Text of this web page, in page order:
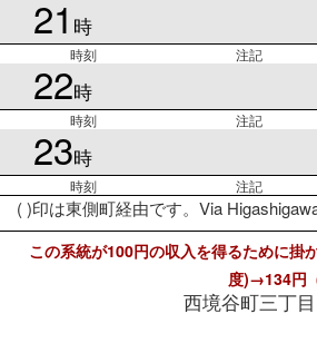
21 時
時刻 注記
22時
時刻 注記
23時
時刻 注記
( )印は東側町経由です。Via
この系統が100円の収入を得るために掛
度)→134円
西境谷町三丁目